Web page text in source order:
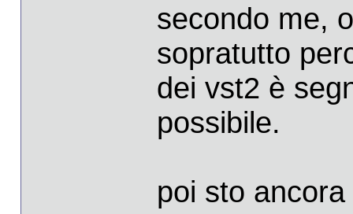
secondo me,
sopratutto
dei vst2 è
possibile.
poi sto